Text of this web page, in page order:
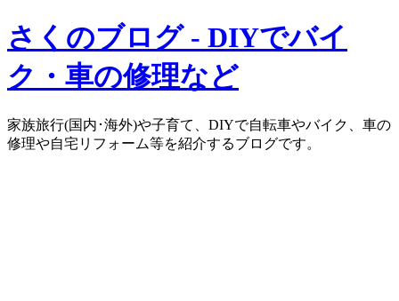
さくのブログ - DIYでバイ
ク・車の修理など
家族旅行(国内･海外)や子育て、DIYで自転車やバイク、車の
修理や自宅リフォーム等を紹介するブログです。